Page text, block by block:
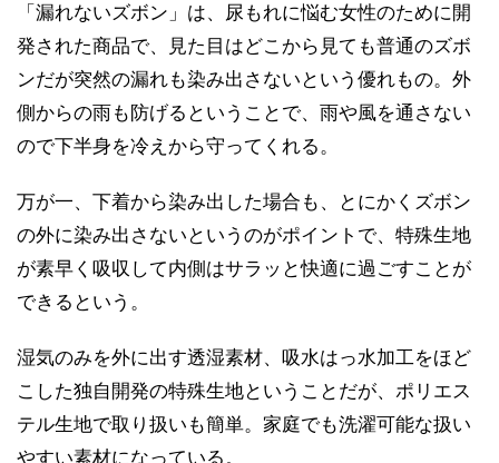
「漏れないズボン」は、尿もれに悩む女性のために開
発された商品で、見た目はどこから見ても普通のズボ
ンだが突然の漏れも染み出さないという優れもの。外
側からの雨も防げるということで、雨や風を通さない
ので下半身を冷えから守ってくれる。
万が一、下着から染み出した場合も、とにかくズボン
の外に染み出さないというのがポイントで、特殊生地
が素早く吸収して内側はサラッと快適に過ごすことが
できるという。
湿気のみを外に出す透湿素材、吸水はっ水加工をほど
こした独自開発の特殊生地ということだが、ポリエス
テル生地で取り扱いも簡単。家庭でも洗濯可能な扱い
やすい素材になっている。